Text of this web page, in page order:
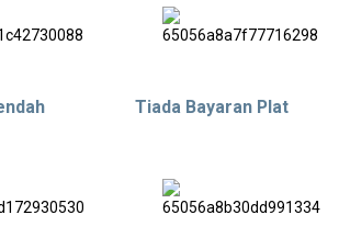
Tiada Bayaran Plat